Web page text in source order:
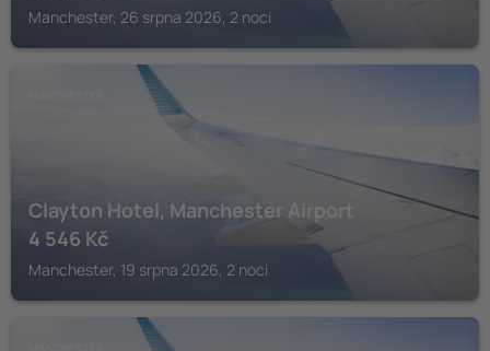
Manchester, 26 srpna 2026, 2 noci
Clayton Hotel, Manchester Airport
4 546 Kč
Manchester, 19 srpna 2026, 2 noci